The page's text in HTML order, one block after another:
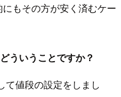
もその方が安く済むケー
ういうことですか？
て値段の設定をしまし